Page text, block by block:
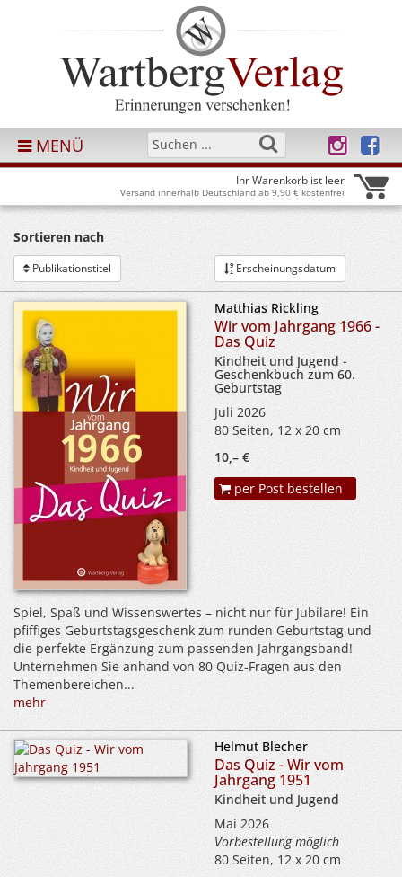
MENÜ
Ihr Warenkorb ist leer
Versand innerhalb Deutschland ab 9,90 € kostenfrei
Sortieren nach
Publikationstitel Erscheinungsdatum
Matthias Rickling
Wir vom Jahrgang 1966 -
Das Quiz
Kindheit und Jugend -
Geschenkbuch zum 60.
Geburtstag
Juli 2026
80 Seiten, 12 x 20 cm
10,– €
per Post bestellen
Spiel, Spaß und Wissenswertes – nicht nur für Jubilare! Ein
pfiffiges Geburtstagsgeschenk zum runden Geburtstag und
die perfekte Ergänzung zum passenden Jahrgangsband!
Unternehmen Sie anhand von 80 Quiz-Fragen aus den
Themenbereichen...
mehr
Helmut Blecher
Das Quiz - Wir vom
Jahrgang 1951
Kindheit und Jugend
Mai 2026
Vorbestellung möglich
80 Seiten, 12 x 20 cm